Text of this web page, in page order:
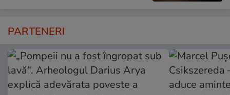
PARTENERI